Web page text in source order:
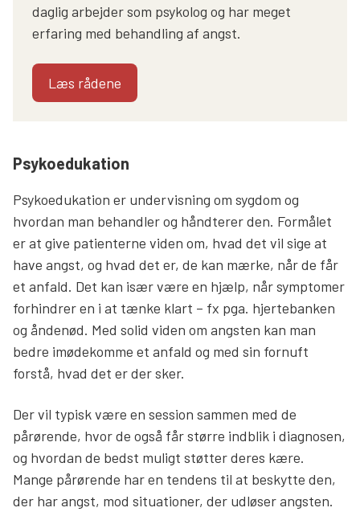
daglig arbejder som psykolog og har meget
erfaring med behandling af angst.
Læs rådene
Psykoedukation
Psykoedukation er undervisning om sygdom og
hvordan man behandler og håndterer den. Formålet
er at give patienterne viden om, hvad det vil sige at
have angst, og hvad det er, de kan mærke, når de får
et anfald. Det kan især være en hjælp, når symptomer
forhindrer en i at tænke klart – fx pga. hjertebanken
og åndenød. Med solid viden om angsten kan man
bedre imødekomme et anfald og med sin fornuft
forstå, hvad det er der sker.
Der vil typisk være en session sammen med de
pårørende, hvor de også får større indblik i diagnosen,
og hvordan de bedst muligt støtter deres kære.
Mange pårørende har en tendens til at beskytte den,
der har angst, mod situationer, der udløser angsten.